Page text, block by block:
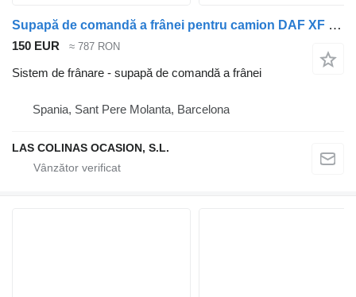
Supapă de comandă a frânei pentru camion DAF XF 105
150 EUR ≈ 787 RON
Sistem de frânare - supapă de comandă a frânei
Spania, Sant Pere Molanta, Barcelona
LAS COLINAS OCASION, S.L.